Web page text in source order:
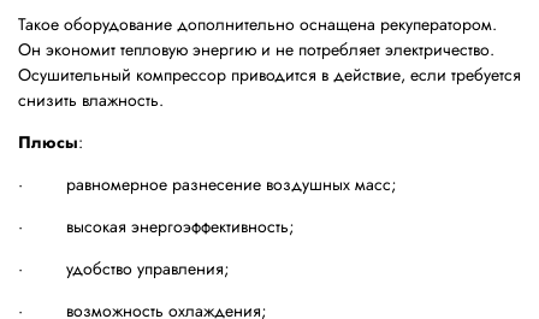
Такое оборудование дополнительно оснащена рекуператором.
Он экономит тепловую энергию и не потребляет электричество.
Осушительный компрессор приводится в действие, если требуется
снизить влажность.
Плюсы:
· равномерное разнесение воздушных масс;
· высокая энергоэффективность;
· удобство управления;
· возможность охлаждения;